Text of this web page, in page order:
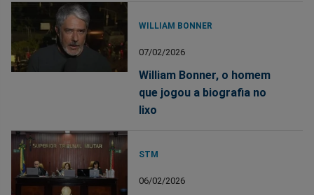
WILLIAM BONNER
07/02/2026
William Bonner, o homem
que jogou a biografia no
lixo
STM
06/02/2026